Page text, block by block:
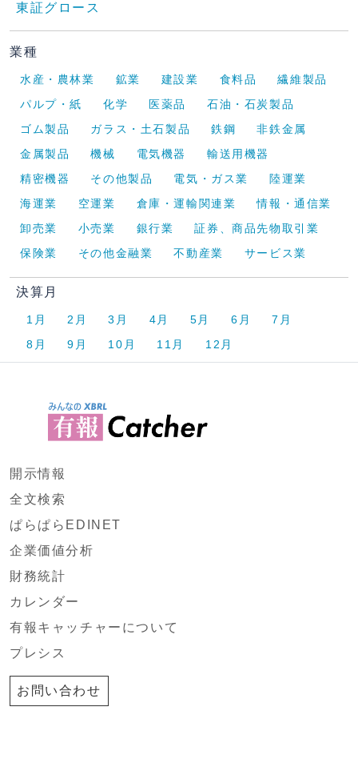
東証グロース
業種
水産・農林業 鉱業 建設業 食料品
繊維製品
パルプ・紙
化学 医薬品
石油・石炭製品
ゴム製品
ガラス・土石製品 鉄鋼
非鉄金属
金属製品
機械 電気機器
輸送用機器
精密機器
その他製品 電気・ガス業
陸運業
海運業
空運業 倉庫・運輸関連業
情報・通信業
卸売業
小売業 銀行業
証券、商品先物取引業
保険業
その他金融業 不動産業 サービス業
決算月
1月 2月 3月 4月 5月 6月
7月
8月
9月 10月 11月 12月
開示情報
全文検索
ぱらぱらEDINET
企業価値分析
財務統計
カレンダー
有報キャッチャーについて
プレシス
お問い合わせ